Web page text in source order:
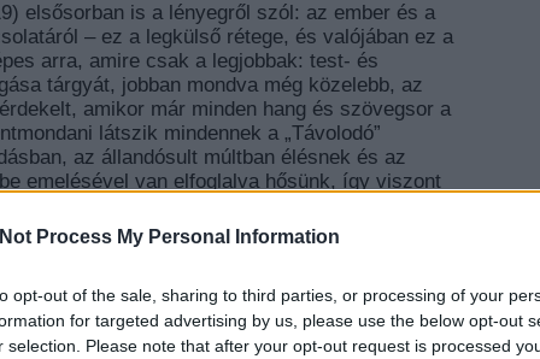
Process My Personal Information
opt-out of the sale, sharing to third parties, or processing of your
for targeted advertising by us, please use the below opt-out
selection. Please note that after your opt-out request is processed
elsősorban is a lényegről szól: az ember és a
– ez a legkülső rétege, és valójában ez a
arra, amire csak a legjobbak: test- és
tárgyát, jobban mondva még közelebb, az
amikor már minden hang és szövegsor a
látszik mindennek a „Távolodó”
az állandósult múltban élésnek és az
emelésével van elfoglalva hősünk, így viszont
hogy ez az eltartásos szemlélés, a megélt
átrostálásnak összecsengetése teszi
Pont ebbe tud kapaszkodni az egyszeri
van elvárva, hogy mindez valamilyen szinten
meg önmagának is ezt az egyetlen lehetséges
kapcsán elemeztük már ezt a szerzői
EZT